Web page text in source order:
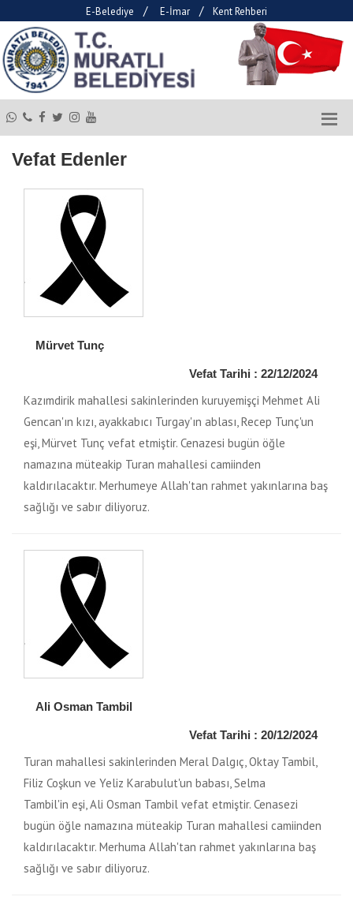
E-Belediye / E-İmar / Kent Rehberi
Vefat Edenler
Mürvet Tunç
Vefat Tarihi : 22/12/2024
Kazımdirik mahallesi sakinlerinden kuruyemişçi Mehmet Ali
Gencan'ın kızı, ayakkabıcı Turgay'ın ablası, Recep Tunç'un
eşi, Mürvet Tunç vefat etmiştir. Cenazesi bugün öğle
namazına müteakip Turan mahallesi camiinden
kaldırılacaktır. Merhumeye Allah'tan rahmet yakınlarına baş
sağlığı ve sabır diliyoruz.
Ali Osman Tambil
Vefat Tarihi : 20/12/2024
Turan mahallesi sakinlerinden Meral Dalgıç, Oktay Tambil,
Filiz Coşkun ve Yeliz Karabulut'un babası, Selma
Tambil'in eşi, Ali Osman Tambil vefat etmiştir. Cenasezi
bugün öğle namazına müteakip Turan mahallesi camiinden
kaldırılacaktır. Merhuma Allah'tan rahmet yakınlarına baş
sağlığı ve sabır diliyoruz.